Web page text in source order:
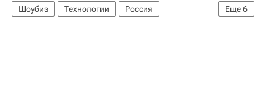
Еще6
Шоубиз Технологии
Россия
Дима Билан (Виктор Белан)
Николай Басков